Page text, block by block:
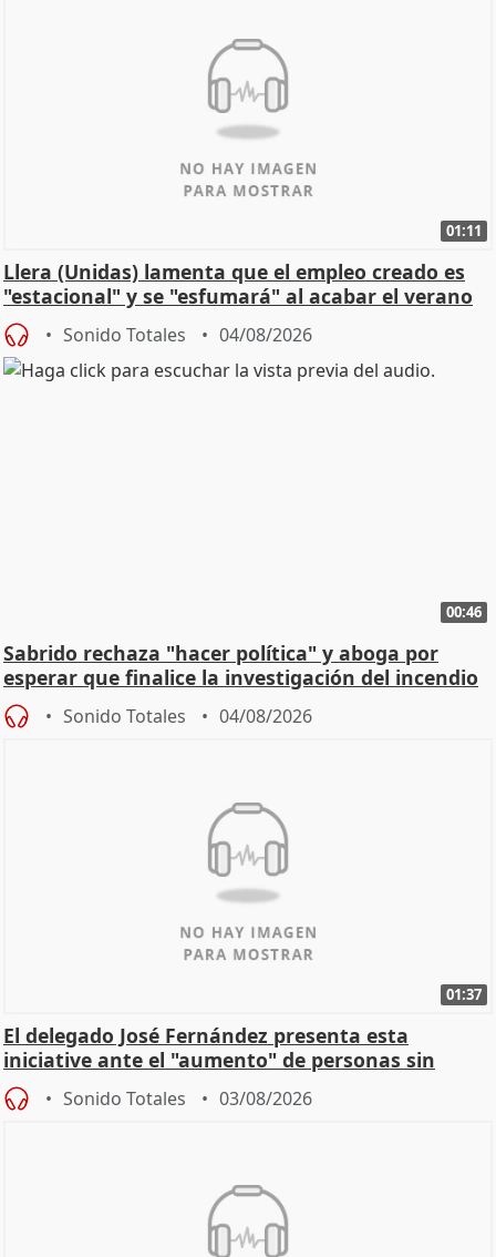
01:11
Llera (Unidas) lamenta que el empleo creado es
"estacional" y se "esfumará" al acabar el verano
Sonido Totales 04/08/2026
00:46
Sabrido rechaza "hacer política" y aboga por
esperar que finalice la investigación del incendio
Sonido Totales 04/08/2026
01:37
El delegado José Fernández presenta esta
iniciative ante el "aumento" de personas sin
hogar en Madri
Sonido Totales 03/08/2026